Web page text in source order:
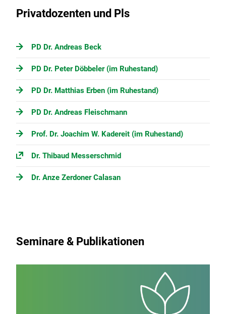
Privatdozenten und Pls
PD Dr. Andreas Beck
PD Dr. Peter Döbbeler (im Ruhestand)
PD Dr. Matthias Erben (im Ruhestand)
PD Dr. Andreas Fleischmann
Prof. Dr. Joachim W. Kadereit (im Ruhestand)
Dr. Thibaud Messerschmid
Dr. Anze Zerdoner Calasan
Seminare & Publikationen